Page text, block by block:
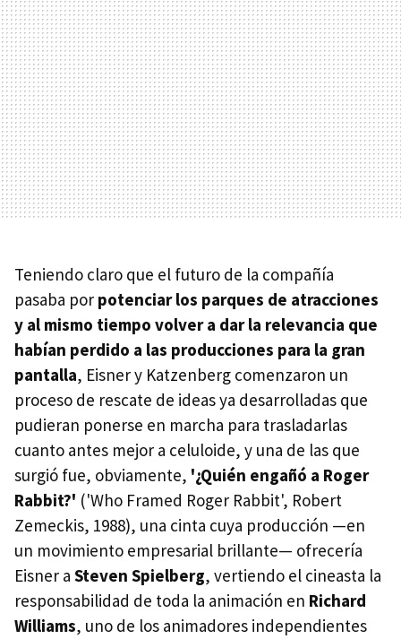
Teniendo claro que el futuro de la compañía
pasaba por potenciar los parques de atracciones
y al mismo tiempo volver a dar la relevancia que
habían perdido a las producciones para la gran
pantalla, Eisner y Katzenberg comenzaron un
proceso de rescate de ideas ya desarrolladas que
pudieran ponerse en marcha para trasladarlas
cuanto antes mejor a celuloide, y una de las que
surgió fue, obviamente, '¿Quién engañó a Roger
Rabbit?' ('Who Framed Roger Rabbit', Robert
Zemeckis, 1988), una cinta cuya producción —en
un movimiento empresarial brillante— ofrecería
Eisner a Steven Spielberg, vertiendo el cineasta la
responsabilidad de toda la animación en Richard
Williams, uno de los animadores independientes